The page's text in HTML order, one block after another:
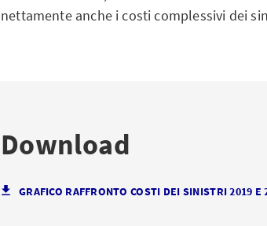
nettamente anche i costi complessivi dei
Download
GRAFICO RAFFRONTO COSTI DEI SINISTRI 2019